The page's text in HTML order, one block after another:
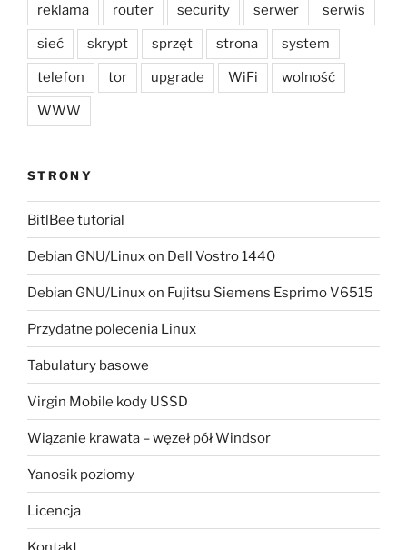
reklama router security serwer serwis
sieć skrypt sprzęt strona system
telefon tor upgrade WiFi wolność
WWW
STRONY
BitlBee tutorial
Debian GNU/Linux on Dell Vostro 1440
Debian GNU/Linux on Fujitsu Siemens Esprimo V6515
Przydatne polecenia Linux
Tabulatury basowe
Virgin Mobile kody USSD
Wiązanie krawata – węzeł pół Windsor
Yanosik poziomy
Licencja